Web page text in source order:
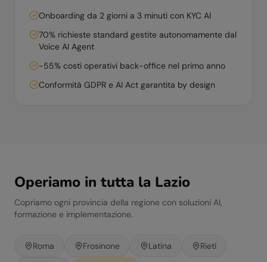
Onboarding da 2 giorni a 3 minuti con KYC AI
70% richieste standard gestite autonomamente dal
Voice AI Agent
-55% costi operativi back-office nel primo anno
Conformità GDPR e AI Act garantita by design
Operiamo in tutta la Lazio
Copriamo ogni provincia della regione con soluzioni AI,
formazione e implementazione.
Roma Frosinone Latina Rieti